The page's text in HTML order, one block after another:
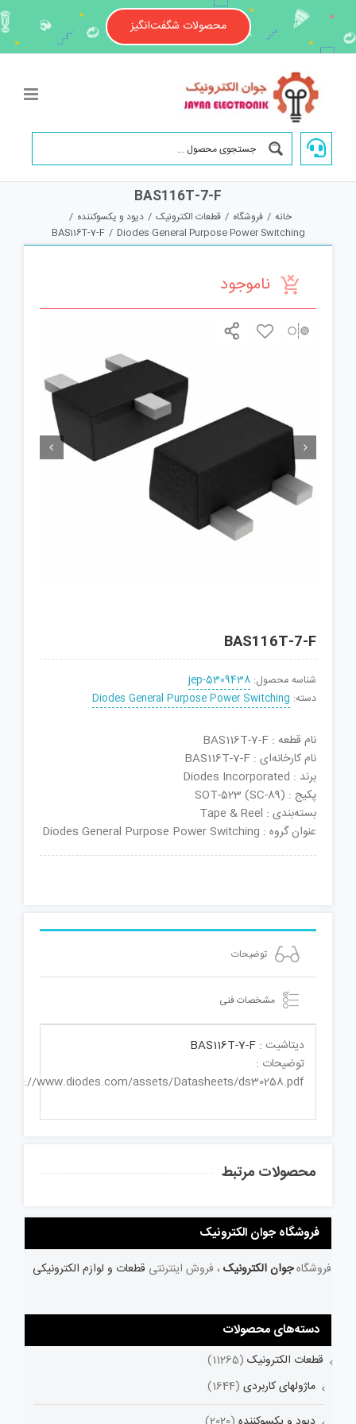
content
محصولات شگفت‌انگیز
BAS116T-7-F
خانه / فروشگاه / قطعات الکترونیک / دیود و یکسوکننده /
Diodes General Purpose Power Switching
/
BAS116T-7-F
ناموجود
 
BAS116T-7-F
شناسه محصول: jep-5309438
دسته: Diodes General Purpose Power Switching
نام قطعه : BAS116T-7-F
نام کارخانه‌ای : BAS116T-7-F
برند : Diodes Incorporated
پکیج : SOT-523 (SC-89)
بسته‌بندی : Tape & Reel
عنوان گروه : Diodes General Purpose Power Switching
توضیحات
مشخصات فنی
دیتاشیت : BAS116T-7-F
توضیحات :
www.diodes.com/assets/Datasheets/ds30258.pdf
محصولات مرتبط
فروشگاه جوان الکترونیک
فروشگاهجوان الکترونیک ، فروش اینترنتی قطعات و لوازم الکترونیکی
دسته‌های محصولات
قطعات الکترونیک (11265)
ماژولهای کاربردی (1644)